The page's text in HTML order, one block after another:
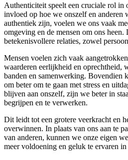
Authenticiteit speelt een cruciale rol in
invloed op hoe we onszelf en anderen
authentiek zijn, voelen we ons vaak
omgeving en de mensen om ons
betekenisvollere relaties, zowel
Mensen voelen zich vaak
waarderen eerlijkheid en oprechtheid,
banden en samenwerking. Bovendien
om beter om te gaan met stress en
blijven aan onszelf, zijn we beter in
begrijpen en te verwerken.
Dit leidt tot een grotere veerkracht en
overwinnen. In plaats van ons aan te
van anderen, kunnen we onze eigen
meer voldoening en geluk te ervaren in